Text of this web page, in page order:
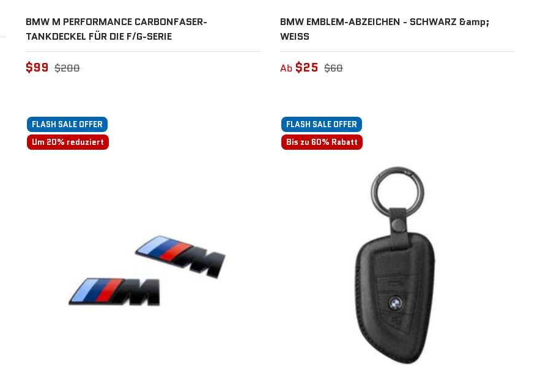
BMW M PERFORMANCE CARBONFASER-
TANKDECKEL FÜR DIE F/G-SERIE
$99 $200
BMW EMBLEM-ABZEICHEN - SCHWARZ &amp;
WEISS
Ab $25 $60
FLASH SALE OFFER
Um 20% reduziert
FLASH SALE OFFER
Bis zu 60% Rabatt